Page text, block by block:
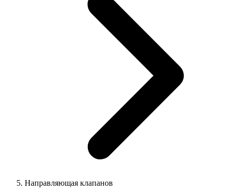
Направляющая клапанов